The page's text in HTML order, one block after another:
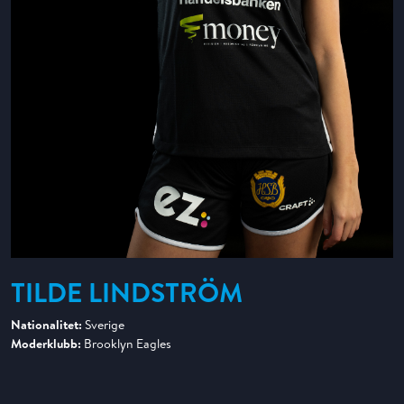
TILDE LINDSTRÖM
Nationalitet: Sverige
Moderklubb: Brooklyn Eagles